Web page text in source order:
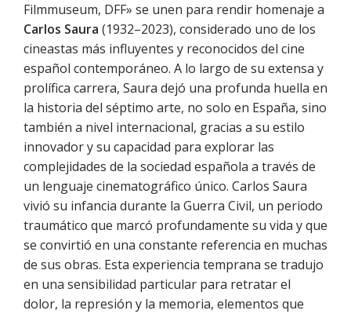
Filmmuseum, DFF» se unen para rendir homenaje a
Carlos Saura (1932–2023), considerado uno de los
cineastas más influyentes y reconocidos del cine
español contemporáneo. A lo largo de su extensa y
prolífica carrera, Saura dejó una profunda huella en
la historia del séptimo arte, no solo en España, sino
también a nivel internacional, gracias a su estilo
innovador y su capacidad para explorar las
complejidades de la sociedad española a través de
un lenguaje cinematográfico único. Carlos Saura
vivió su infancia durante la Guerra Civil, un periodo
traumático que marcó profundamente su vida y que
se convirtió en una constante referencia en muchas
de sus obras. Esta experiencia temprana se tradujo
en una sensibilidad particular para retratar el
dolor, la represión y la memoria, elementos que